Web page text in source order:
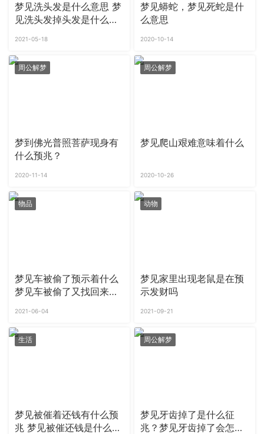
梦见洗头发是什么意思 梦
见洗头发掉头发是什么征
2021-05-18
梦见蟒蛇，梦见死蛇是什
么意思
2020-10-14
周公解梦
梦到佛光普照菩萨现身有
什么预兆？
2020-11-14
周公解梦
梦见爬山艰难意味着什么
2020-10-26
物品
梦见车被偷了预示着什么
梦见车被偷了又找回来是
2021-06-04
动物
梦见家里出现老鼠是在预
示发财吗
2021-09-21
生活
梦见被催着还钱有什么预
兆 梦见被催还钱是什么意
周公解梦
梦见牙齿掉了是什么征
兆？梦见牙齿掉了会怎么